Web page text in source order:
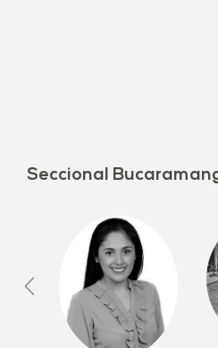
Seccional